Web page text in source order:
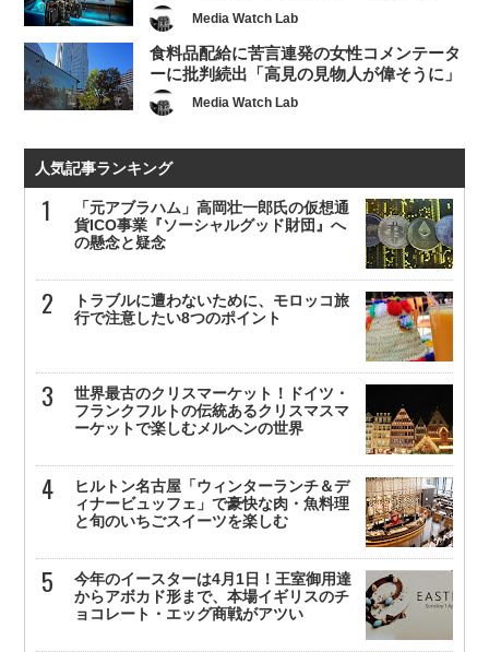
Media Watch Lab
食料品配給に苦言連発の女性コメンテータ
ーに批判続出「高見の見物人が偉そうに」
Media Watch Lab
人気記事ランキング
「元アブラハム」高岡壮一郎氏の仮想通
貨ICO事業『ソーシャルグッド財団』へ
の懸念と疑念
トラブルに遭わないために、モロッコ旅
行で注意したい8つのポイント
世界最古のクリスマーケット！ドイツ・
フランクフルトの伝統あるクリスマスマ
ーケットで楽しむメルヘンの世界
ヒルトン名古屋「ウィンターランチ＆デ
ィナービュッフェ」で豪快な肉・魚料理
と旬のいちごスイーツを楽しむ
今年のイースターは4月1日！王室御用達
からアボカド形まで、本場イギリスのチ
ョコレート・エッグ商戦がアツい